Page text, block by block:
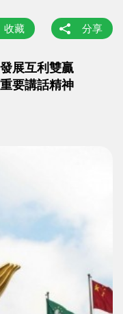
收藏 分享
展互利雙贏
要講話精神